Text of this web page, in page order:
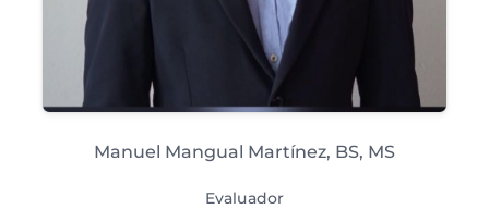
Manuel Mangual Martínez, BS, MS
Evaluador